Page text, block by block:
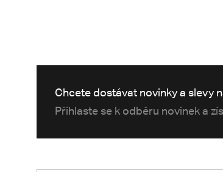
Chcete dostávat novinky a slevy
Přihlaste se k odběru novinek a